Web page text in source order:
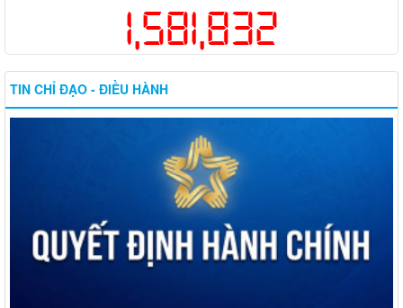
1,581,832
TIN CHỈ ĐẠO - ĐIỀU HÀNH